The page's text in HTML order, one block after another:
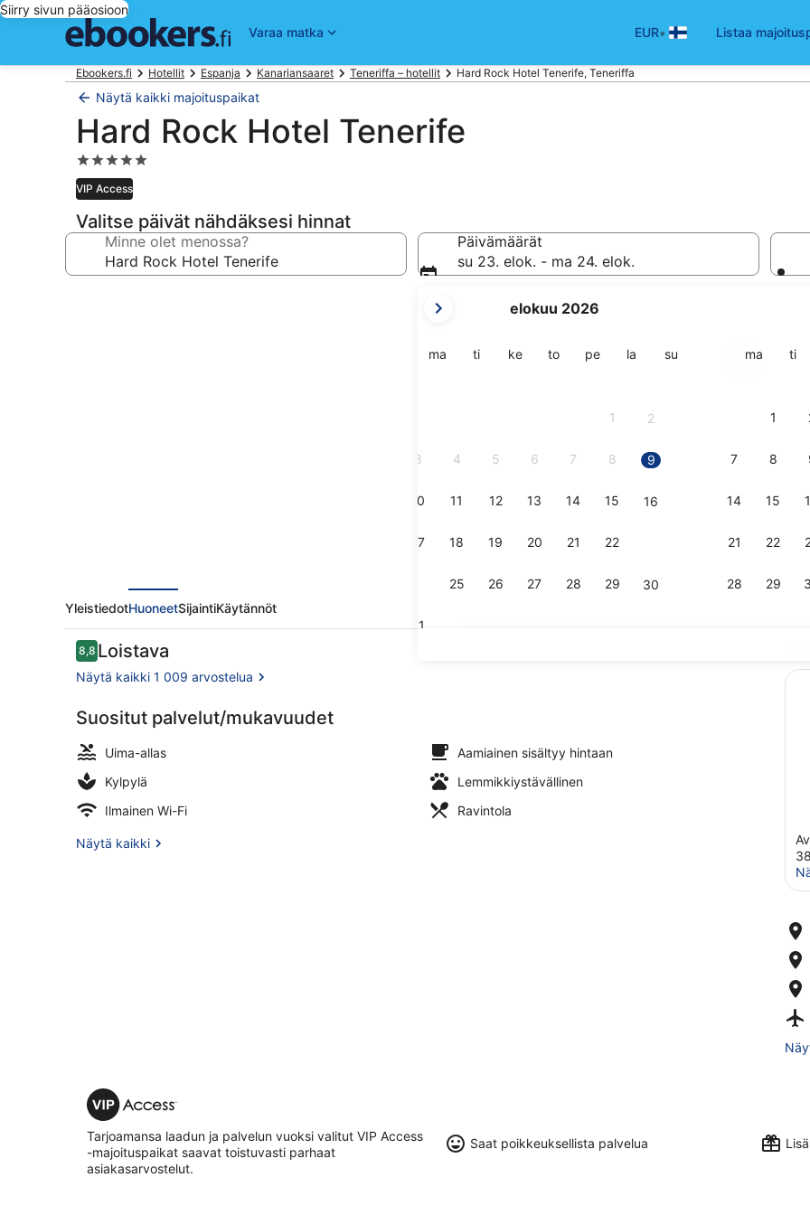
Siirry sivun pääosioon
Varaa matka
EUR• Listaa
Ebookers.fi Hotellit Espanja Kanariansaaret Teneriffa – hotellit Hard Rock Hotel Tenerife, Teneriffa
Näytä kaikki majoituspaikat
Hard Rock Hotel Tenerife
5.0
tähden
majoituspaikka
VIP Access
Valitse päivät nähdäksesi hinnat
Minne olet menossa?
Päivämäärät
su 23. elok. - ma 24. elok.
kuukautesi
August
elokuu 2026
mamaanantai
titiistaikekeskiviikko
totorstai
peperjantai
la lauantai
susunnuntai
1 2
3 4 5 6 7 8 9
10 11 12 13 14 15 16
17 18 19 20 21 22
25 26 27 28 29 30
31
ma ti
1
7 8
14 15
21 22
28 29
3 ulkouima-allasta, aurinkovarjoja, aurinkotuoleja
YleistiedotHuoneetSijaintiKäytännöt
Arvostelut
8,88,8 kautta 10.
Loistava
Näytä kaikki 1 009 arvostelua
Suositut palvelut/mukavuudet
Uima-allas
Aamiainen sisältyy hintaan
Kylpylä
Lemmikkiystävällinen
Ilmainen Wi-Fi
Ravintola
Näytä kaikki
VIP
Access
Tarjoamansa laadun ja palvelun vuoksi valitut VIP Access
-majoituspaikat saavat toistuvasti parhaat
asiakasarvostelut.
Saat poikkeuksellista palvelua